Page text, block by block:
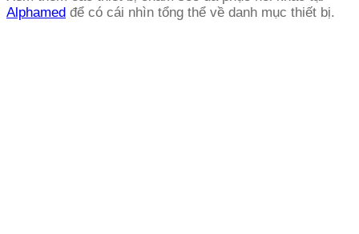
Alphamed để có cái nhìn tổng thể về danh mục thiết bị.